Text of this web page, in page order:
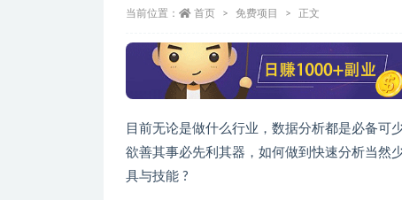
当前位置： 首页 免费项目 正文
目前无论是做什么行业，数据分析都是必备可
欲善其事必先利其器，如何做到快速分析当然
具与技能 ?